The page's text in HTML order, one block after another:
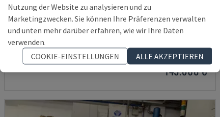
U5-1530
SPINNER - VERTIKAL-BEARBEITUNGSZENTRUM
DEUTSCHLAND 2021 6.000 STD
145.000 €
Nutzung der Website zu analysieren und zu
Marketingzwecken. Sie können Ihre Präferenzen verwalten
und unten mehr darüber erfahren, wie wir Ihre Daten
verwenden.
COOKIE-EINSTELLUNGEN
ALLE AKZEPTIEREN